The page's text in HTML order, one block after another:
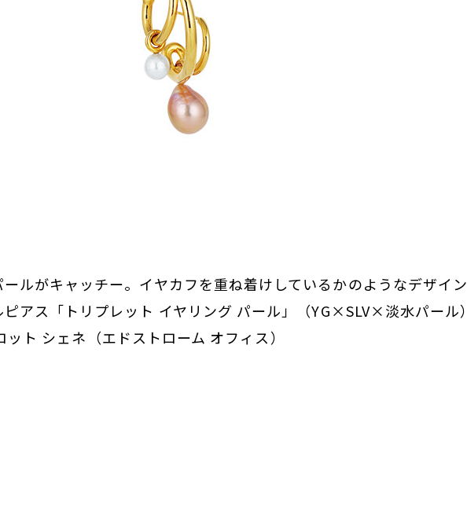
ルがキャッチー。イヤカフを重ね着けしているかのようなデザイン
アス「トリプレット イヤリング パール」（YG×SLV×淡水パール）
ト シェネ（エドストローム オフィス）